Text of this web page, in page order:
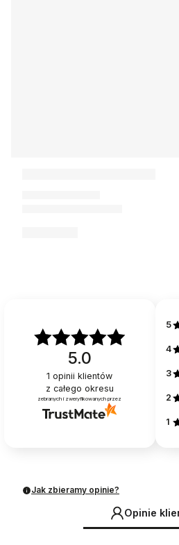
5.0
1 opinii klientów
z całego okresu
zebranych i zweryfikowanych przez
5
4
3
2
1
Jak zbieramy opinie?
Opinie